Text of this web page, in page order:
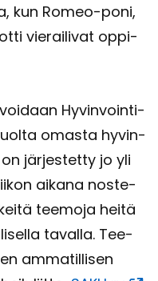
kun Romeo-​poni,
vie­rai­li­vat op­pi­
Hy­vin­voin­ti­
omas­ta hy­vin­
jär­jes­tet­ty jo yli
ai­ka­na nos­te­
tee­mo­ja heitä
ta­val­la. Tee­
am­ma­til­li­sen